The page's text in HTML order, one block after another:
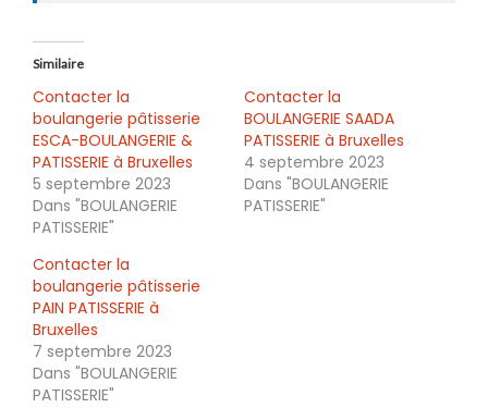
Similaire
Contacter la
boulangerie pâtisserie
ESCA-BOULANGERIE &
PATISSERIE à Bruxelles
5 septembre 2023
Dans "BOULANGERIE
PATISSERIE"
Contacter la
BOULANGERIE SAADA
PATISSERIE à Bruxelles
4 septembre 2023
Dans "BOULANGERIE
PATISSERIE"
Contacter la
boulangerie pâtisserie
PAIN PATISSERIE à
Bruxelles
7 septembre 2023
Dans "BOULANGERIE
PATISSERIE"